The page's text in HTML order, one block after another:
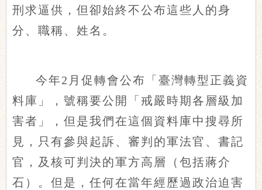
刑求逼供，但卻始終不公布這些人的身
分、職稱、姓名。
今年2月促轉會公布「臺灣轉型正義資
料庫」，號稱要公開「戒嚴時期各層級加
害者」，但是我們在這個資料庫中搜尋所
見，只有參與起訴、審判的軍法官、書記
官，及核可判決的軍方高層（包括蔣介
石）。但是，任何在當年經歷過政治迫害